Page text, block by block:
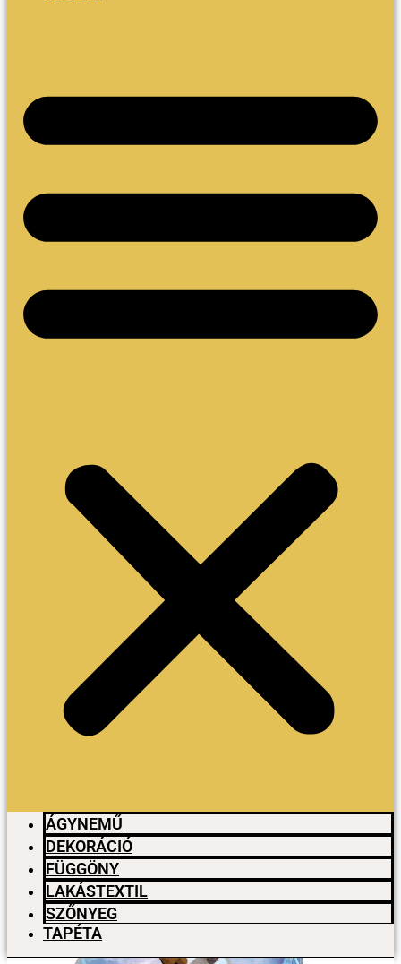
ÁGYNEMŰ
DEKORÁCIÓ
FÜGGÖNY
LAKÁSTEXTIL
SZŐNYEG
TAPÉTA